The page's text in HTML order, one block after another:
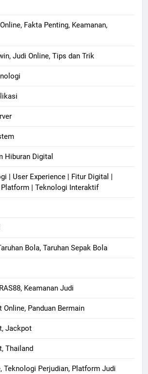
Fakta Penting, Keamanan,
Judi Online, Tips dan Trik
Hiburan Digital
| User Experience | Fitur Digital |
Platform | Teknologi Interaktif
Bola, Taruhan Sepak Bola
Keamanan Judi
Online, Panduan Bermain
Jackpot
Thailand
Teknologi Perjudian, Platform Judi